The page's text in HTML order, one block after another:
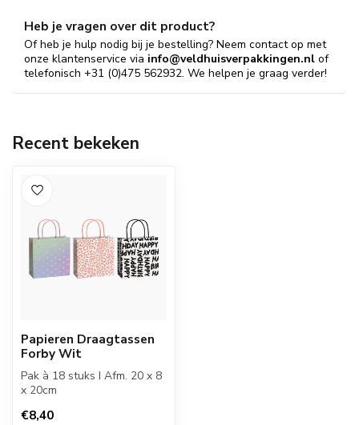
Heb je vragen over dit product?
Of heb je hulp nodig bij je bestelling? Neem contact op met
onze klantenservice via info@veldhuisverpakkingen.nl of
telefonisch +31 (0)475 562932. We helpen je graag verder!
Recent bekeken
Papieren Draagtassen
Forby Wit
Pak à 18 stuks I Afm. 20 x 8
x 20cm
€8,40